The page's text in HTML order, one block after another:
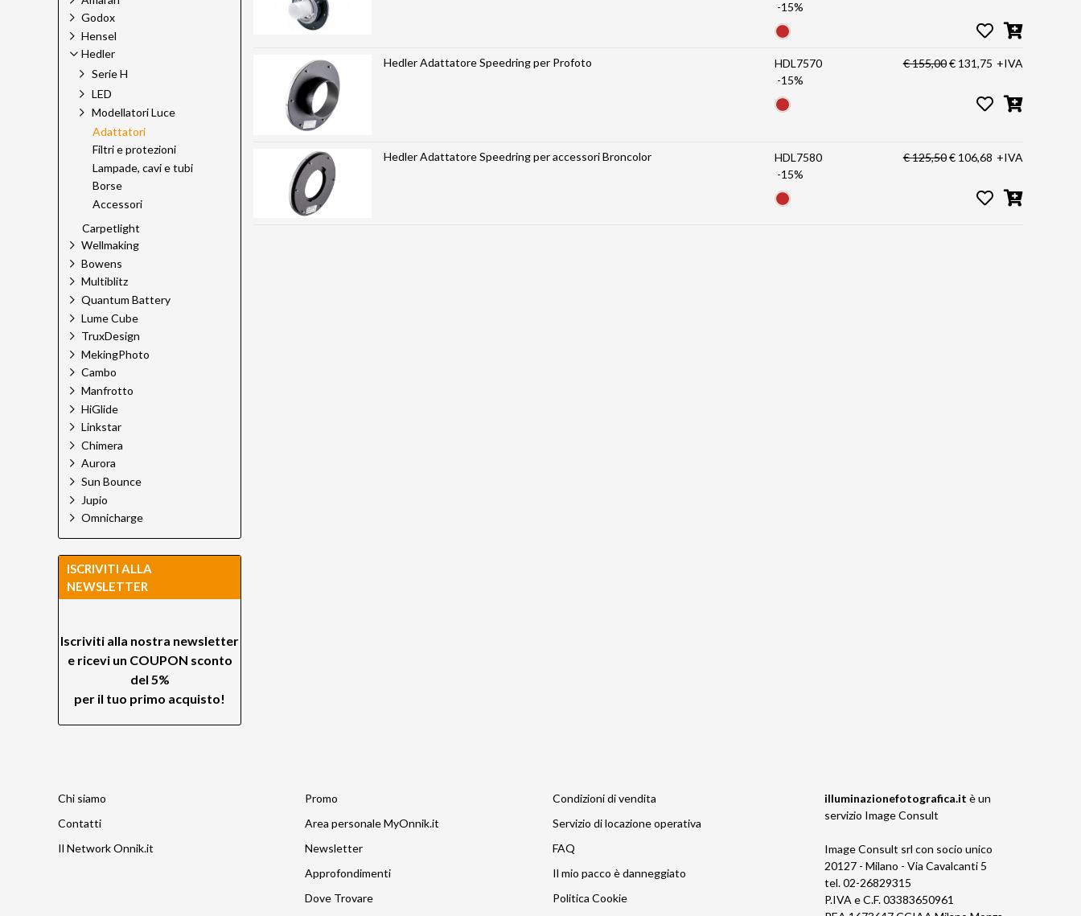
-15%
Hedler Adattatore Speedring per Profoto
HDL7570
-15%
€ 155,00€ 131,75 +IVA
Hedler Adattatore Speedring per accessori Broncolor
HDL7580
-15%
€ 125,50€ 106,68 +IVA
Godox
Hensel
Hedler
Serie H
LED
Modellatori Luce
Adattatori
Filtri e protezioni
Lampade, cavi e tubi
Borse
Accessori
Carpetlight
Wellmaking
Bowens
Multiblitz
Quantum Battery
Lume Cube
TruxDesign
MekingPhoto
Cambo
Manfrotto
HiGlide
Linkstar
Chimera
Aurora
Sun Bounce
Jupio
Omnicharge
ISCRIVITI ALLA
NEWSLETTER
Iscriviti alla nostra newsletter
e ricevi un COUPON sconto
del 5%
per il tuo primo acquisto!
Chi siamo
Contatti
Il Network Onnik.it
Promo
Area personale MyOnnik.it
Newsletter
Approfondimenti
Dove Trovare
Condizioni di vendita
Servizio di locazione operativa
FAQ
Il mio pacco è danneggiato
Politica Cookie
illuminazionefotografica.it è un
servizio Image Consult
Image Consult srl con socio unico
20127 - Milano - Via Cavalcanti 5
tel. 02-26829315
P.IVA e C.F. 03383650961